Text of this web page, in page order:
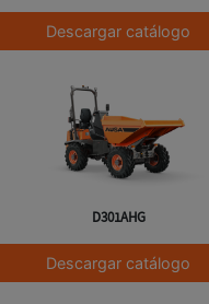
Descargar catálogo
D301AHG
Descargar catálogo